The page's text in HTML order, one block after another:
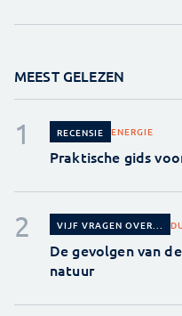
MEEST GELEZEN
RECENSIE ENERGIE
Praktische gids
VIJF VRAGEN OVER...
De gevolgen van
natuur